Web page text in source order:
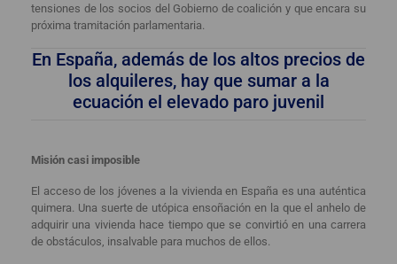
tensiones de los socios del Gobierno de coalición y que encara su
próxima tramitación parlamentaria.
En España, además de los altos precios de
los alquileres, hay que sumar a la
ecuación el elevado paro juvenil
Misión casi imposible
El acceso de los jóvenes a la vivienda en España es una auténtica
quimera. Una suerte de utópica ensoñación en la que el anhelo de
adquirir una vivienda hace tiempo que se convirtió en una carrera
de obstáculos, insalvable para muchos de ellos.